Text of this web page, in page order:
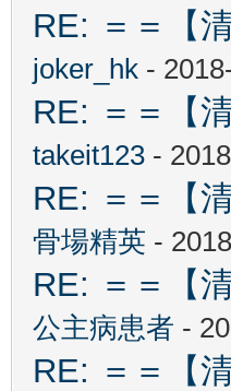
RE: ＝＝【
joker_hk -
RE: ＝＝【
takeit123 -
RE: ＝＝【
骨場精英 -
RE: ＝＝【
公主病患者 -
RE: ＝＝【